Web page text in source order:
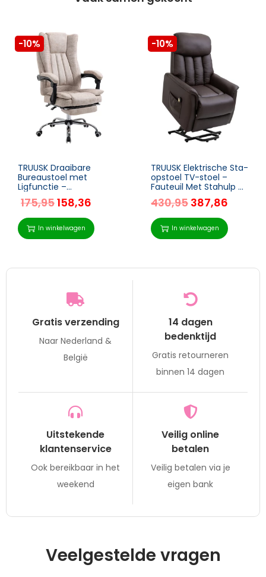
-10%
TRUUSK Draaibare
Bureaustoel met
Ligfunctie –
Voetensteun –
Zithoogteverstelling –
Microvezel – Kunststof
– Metaal – Nylon –
175,95158,36
In winkelwagen
-10%
TRUUSK Elektrische Sta-
opstoel TV-stoel –
Fauteuil Met Stahulp –
Relaxstoel Met
Ligfunctie –
Imitatieleer Bruin – 80 x
94 x 104 cm
430,95 387,86
In winkelwagen
Gratis verzending
Naar Nederland &
België
14 dagen
bedenktijd
Gratis retourneren
binnen 14 dagen
Uitstekende
klantenservice
Ook bereikbaar in het
weekend
Veilig online
betalen
Veilig betalen via je
eigen bank
Veelgestelde vragen